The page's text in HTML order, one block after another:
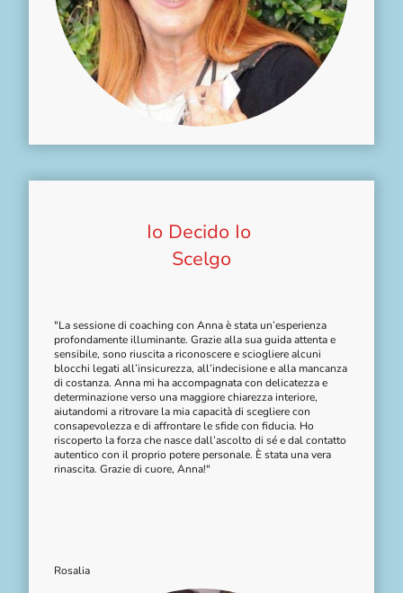
Io Decido Io
Scelgo
"La sessione di coaching con Anna è stata un’esperienza
profondamente illuminante. Grazie alla sua guida attenta e
sensibile, sono riuscita a riconoscere e sciogliere alcuni
blocchi legati all’insicurezza, all’indecisione e alla mancanza
di costanza. Anna mi ha accompagnata con delicatezza e
determinazione verso una maggiore chiarezza interiore,
aiutandomi a ritrovare la mia capacità di scegliere con
consapevolezza e di affrontare le sfide con fiducia. Ho
riscoperto la forza che nasce dall’ascolto di sé e dal contatto
autentico con il proprio potere personale. È stata una vera
rinascita. Grazie di cuore, Anna!"
Rosalia